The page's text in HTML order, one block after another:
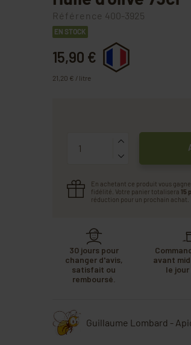
Référence 400-3925
EN STOCK
15,90 €
21,20 € / litre
En achetant ce produit vous
fidélité. Votre panier totalisera 15
réduction pour un prochain achat.
30 jours pour
changer d'avis,
satisfait ou
remboursé.
avant
le jour
Guillaume Lombard -